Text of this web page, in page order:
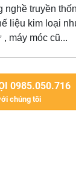
truyền
liệu kim loại
máy móc cũ...
0985.050.716
chúng tôi